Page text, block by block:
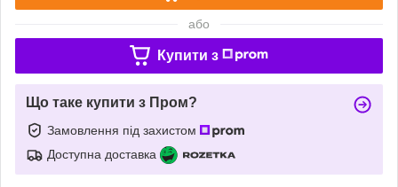
або
Купити з
Що таке купити з Пром?
Замовлення під захистом
Доступна доставка